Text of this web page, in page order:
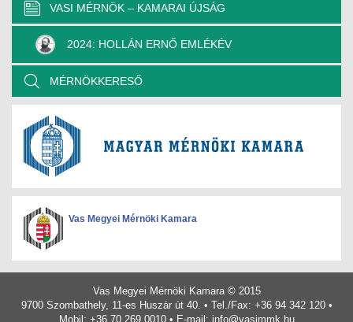
VASI MÉRNÖK – KAMARAI ÚJSÁG
2024: HOLLÁN ERNŐ EMLÉKÉV
MÉRNÖKKERESŐ
Vas Megyei Mérnöki Kamara
Vas Megyei Mérnöki Kamara © 2015
9700 Szombathely, 11-es Huszár út 40. • Tel./Fax: +36 94 342 120 •
Mobil: +36 70 269 0010 • E-mail: info@vasimmk.hu